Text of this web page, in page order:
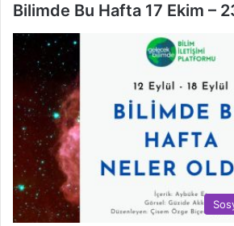
Bilimde Bu Hafta 17 Ekim –